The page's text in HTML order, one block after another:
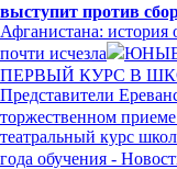
выступит против
Афганистана:
почти исчезла
ПЕРВЫЙ КУРС В
Представители
торжественном
театральный курс
года обучения -